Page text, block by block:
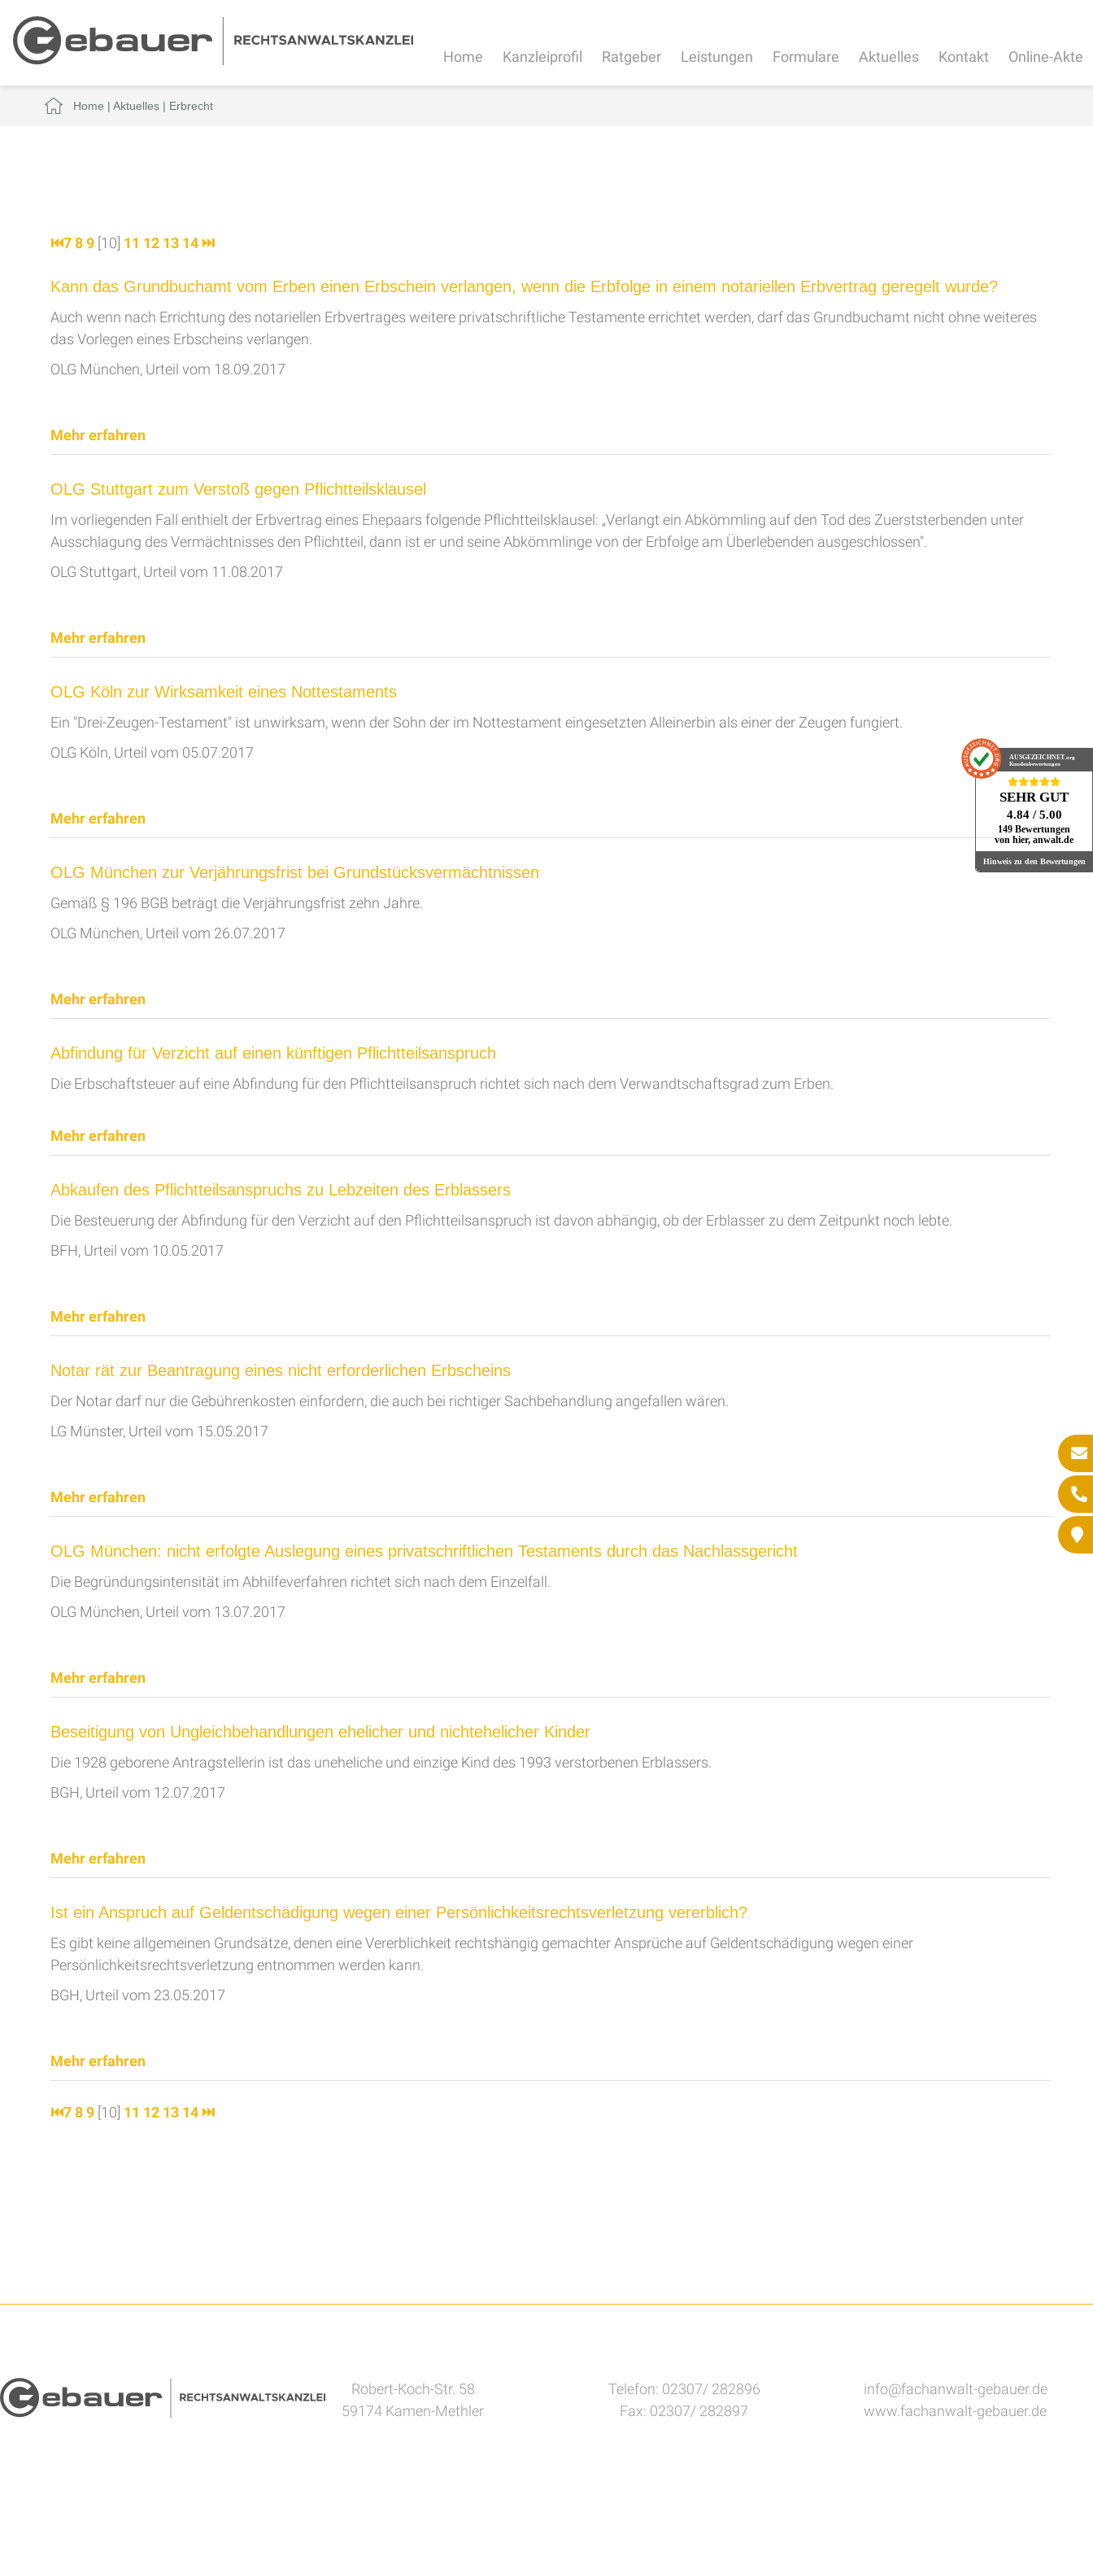
Home Kanzleiprofil Ratgeber Leistungen Formulare Aktuelles Kontakt Online-Akte
Home | Aktuelles| Erbrecht
⏮789 [10] 11 12 13 14⏭
Kann das Grundbuchamt vom Erben einen Erbschein verlangen, wenn die Erbfolge in einem notariellen Erbvertrag geregelt wurde?
Auch wenn nach Errichtung des notariellen Erbvertrages weitere privatschriftliche Testamente errichtet werden, darf das Grundbuchamt nicht ohne weiteres
das Vorlegen eines Erbscheins verlangen.
OLG München, Urteil vom 18.09.2017
Mehr erfahren
OLG Stuttgart zum Verstoß gegen Pflichtteilsklausel
Im vorliegenden Fall enthielt der Erbvertrag eines Ehepaars folgende Pflichtteilsklausel: „Verlangt ein Abkömmling auf den Tod des Zuerststerbenden unter
Ausschlagung des Vermächtnisses den Pflichtteil, dann ist er und seine Abkömmlinge von der Erbfolge am Überlebenden ausgeschlossen".
OLG Stuttgart, Urteil vom 11.08.2017
Mehr erfahren
OLG Köln zur Wirksamkeit eines Nottestaments
Ein "Drei-Zeugen-Testament" ist unwirksam, wenn der Sohn der im Nottestament eingesetzten Alleinerbin als einer der Zeugen fungiert.
OLG Köln, Urteil vom 05.07.2017
Mehr erfahren
OLG München zur Verjährungsfrist bei Grundstücksvermächtnissen
Gemäß § 196 BGB beträgt die Verjährungsfrist zehn Jahre.
OLG München, Urteil vom 26.07.2017
Mehr erfahren
Abfindung für Verzicht auf einen künftigen Pflichtteilsanspruch
Die Erbschaftsteuer auf eine Abfindung für den Pflichtteilsanspruch richtet sich nach dem Verwandtschaftsgrad zum Erben.
Mehr erfahren
Abkaufen des Pflichtteilsanspruchs zu Lebzeiten des Erblassers
Die Besteuerung der Abfindung für den Verzicht auf den Pflichtteilsanspruch ist davon abhängig, ob der Erblasser zu dem Zeitpunkt noch lebte.
BFH, Urteil vom 10.05.2017
Mehr erfahren
Notar rät zur Beantragung eines nicht erforderlichen Erbscheins
Der Notar darf nur die Gebührenkosten einfordern, die auch bei richtiger Sachbehandlung angefallen wären.
LG Münster, Urteil vom 15.05.2017
Mehr erfahren
OLG München: nicht erfolgte Auslegung eines privatschriftlichen Testaments durch das Nachlassgericht
Die Begründungsintensität im Abhilfeverfahren richtet sich nach dem Einzelfall.
OLG München, Urteil vom 13.07.2017
Mehr erfahren
Beseitigung von Ungleichbehandlungen ehelicher und nichtehelicher Kinder
Die 1928 geborene Antragstellerin ist das uneheliche und einzige Kind des 1993 verstorbenen Erblassers.
BGH, Urteil vom 12.07.2017
Mehr erfahren
Ist ein Anspruch auf Geldentschädigung wegen einer Persönlichkeitsrechtsverletzung vererblich?
Es gibt keine allgemeinen Grundsätze, denen eine Vererblichkeit rechtshängig gemachter Ansprüche auf Geldentschädigung wegen einer
Persönlichkeitsrechtsverletzung entnommen werden kann.
BGH, Urteil vom 23.05.2017
Mehr erfahren
⏮789 [10] 11 12 13 14⏭
Robert-Koch-Str. 58
59174 Kamen-Methler
Telefon: 02307/ 282896
Fax: 02307/ 282897
info@fachanwalt-gebauer.de
www.fachanwalt-gebauer.de
AUSGEZEICHNET.org
Kundenbewertungen
SEHR GUT
4.84 / 5.00
149 Bewertungen
von hier, anwalt.de
Hinweis zu den Bewertungen